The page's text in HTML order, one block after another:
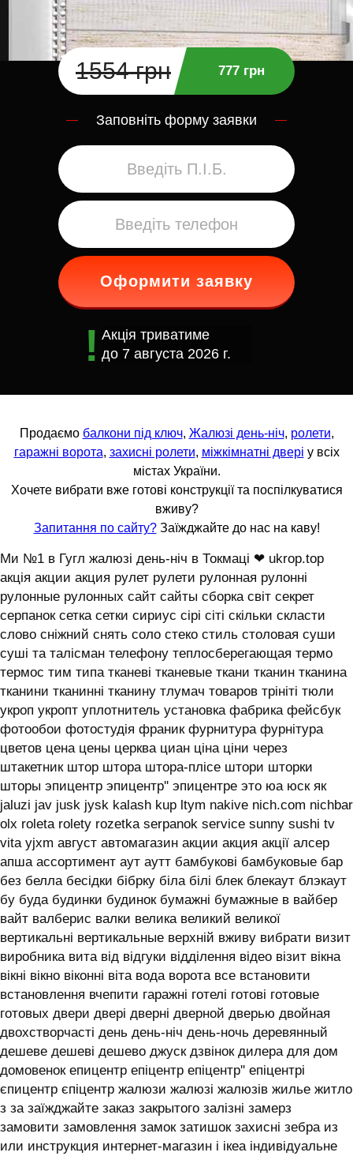
1554 грн 777 грн
Заповніть форму заявки
Оформити заявку
Акція триватиме
до 7 августа 2026 г.
Продаємо балкони під ключ, Жалюзі день-ніч, ролети,
гаражні ворота, захисні ролети, міжкімнатні двері у всіх
містах України.
Хочете вибрати вже готові конструкції та поспілкуватися
вживу?
Запитання по сайту?Заїжджайте до нас на каву!
Ми №1 в Гугл жалюзі день-ніч в Токмаці ❤ ukrop.top
акція акции акция рулет рулети рулонная рулонні
рулонные рулонных сайт сайты сборка світ секрет
серпанок сетка сетки сириус сірі сіті скільки скласти
слово сніжний снять соло стеко стиль столовая суши
суші та талісман телефону теплосберегающая термо
термос тим типа тканеві тканевые ткани тканин тканина
тканини тканинні тканину тлумач товаров трініті тюли
укроп укропт уплотнитель установка фабрика фейсбук
фотообои фотостудія франик фурнитура фурнітура
цветов цена цены церква циан ціна ціни через
штакетник штор штора штора-плісе штори шторки
шторы эпицентр эпицентр'' эпицентре это юа юск як
jaluzi jav jusk jysk kalash kup ltym nakive nich.com nichbar
olx roleta rolety rozetka serpanok service sunny sushi tv
vita yjxm август автомагазин акции акция акції алсер
апша ассортимент аут аутт бамбукові бамбуковые бар
без белла бесідки бібрку біла білі блек блекаут блэкаут
бу буда будинки будинок бумажні бумажные в вайбер
вайт валберис валки велика великий великої
вертикальні вертикальные верхній вживу вибрати визит
виробника вита від відгуки відділення відео візит вікна
вікні вікно віконні віта вода ворота все встановити
встановлення вчепити гаражні готелі готові готовые
готовых двери двері дверні дверной дверью двойная
двохстворчасті день день-ніч день-ночь деревянный
дешеве дешеві дешево джуск дзвінок дилера для дом
домовенок епицентр епіцентр епіцентр'' епіцентрі
єпицентр єпіцентр жалюзи жалюзі жалюзів жилье житло
з за заїжджайте заказ закрытого залізні замерз
замовити замовлення замок затишок захисні зебра из
или инструкция интернет-магазин і ікеа індивідуальне